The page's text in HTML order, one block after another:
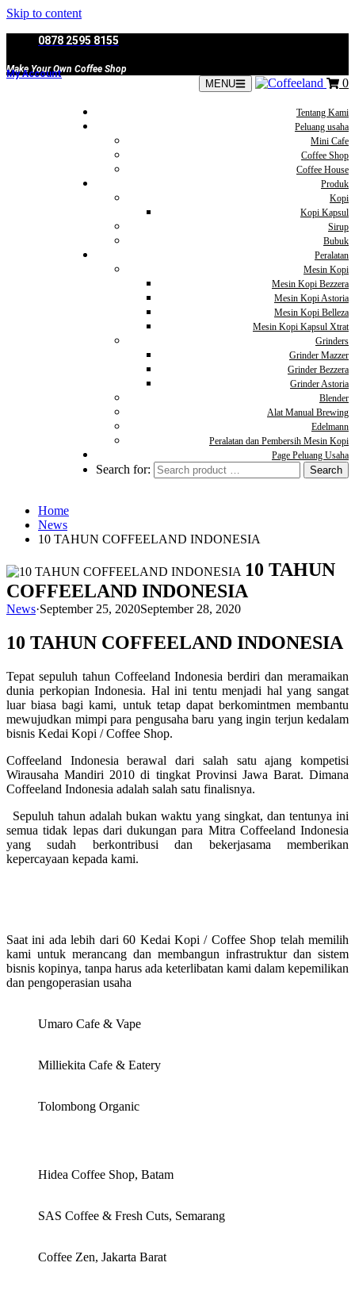
Skip to content
0878 2595 8155
Make Your Own Coffee Shop
My Account
MENU 0
Tentang Kami
Peluang usaha
Mini Cafe
Coffee Shop
Coffee House
Produk
Kopi
Kopi Kapsul
Sirup
Bubuk
Peralatan
Mesin Kopi
Mesin Kopi Bezzera
Mesin Kopi Astoria
Mesin Kopi Belleza
Mesin Kopi Kapsul Xtrat
Grinders
Grinder Mazzer
Grinder Bezzera
Grinder Astoria
Blender
Alat Manual Brewing
Edelmann
Peralatan dan Pembersih Mesin Kopi
Page Peluang Usaha
Search for:
Home
News
10 TAHUN COFFEELAND INDONESIA
10 TAHUN
COFFEELAND INDONESIA
News·September 25, 2020September 28, 2020
10 TAHUN COFFEELAND INDONESIA
Tepat sepuluh tahun Coffeeland Indonesia berdiri dan meramaikan
dunia perkopian Indonesia. Hal ini tentu menjadi hal yang sangat
luar biasa bagi kami, untuk tetap dapat berkomintmen membantu
mewujudkan mimpi para pengusaha baru yang ingin terjun kedalam
bisnis Kedai Kopi / Coffee Shop.
Coffeeland Indonesia berawal dari salah satu ajang kompetisi
Wirausaha Mandiri 2010 di tingkat Provinsi Jawa Barat. Dimana
Coffeeland Indonesia adalah salah satu finalisnya.
Sepuluh tahun adalah bukan waktu yang singkat, dan tentunya ini
semua tidak lepas dari dukungan para Mitra Coffeeland Indonesia
yang sudah berkontribusi dan bekerjasama memberikan
kepercayaan kepada kami.
Saat ini ada lebih dari 60 Kedai Kopi / Coffee Shop telah memilih
kami untuk merancang dan membangun infrastruktur dan sistem
bisnis kopinya, tanpa harus ada keterlibatan kami dalam kepemilikan
dan pengoperasian usaha
Umaro Cafe & Vape
Milliekita Cafe & Eatery
Tolombong Organic
Hidea Coffee Shop, Batam
SAS Coffee & Fresh Cuts, Semarang
Coffee Zen, Jakarta Barat